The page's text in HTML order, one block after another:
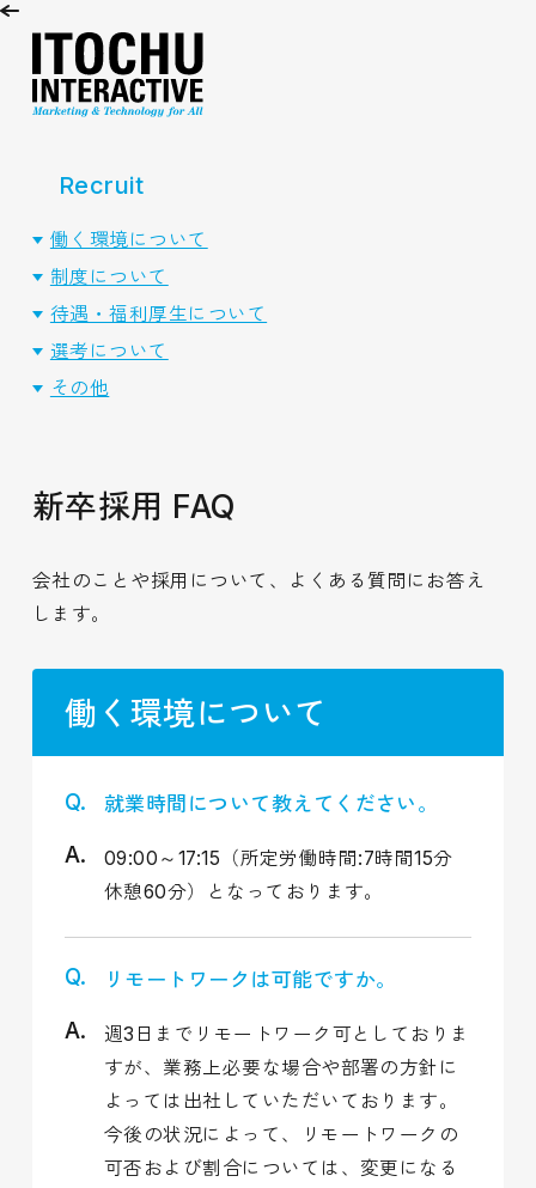
Recruit
働く環境について
制度について
待遇・福利厚生について
選考について
その他
新卒採用 FAQ
会社のことや採用について、よくある質問にお答え
します。
働く環境について
就業時間について教えてください。
09:00～17:15（所定労働時間:7時間15分
休憩60分）となっております。
リモートワークは可能ですか。
週3日までリモートワーク可としておりま
すが、業務上必要な場合や部署の方針に
よっては出社していただいております。
今後の状況によって、リモートワークの
可否および割合については、変更になる